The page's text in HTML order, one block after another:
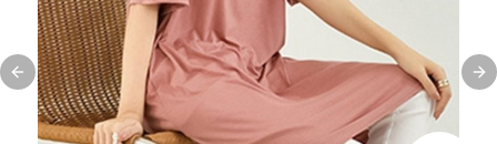
Previous slide